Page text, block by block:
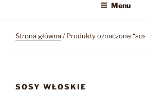
Menu
Strona główna/ Produkty oznaczone
SOSY WŁOSKIE